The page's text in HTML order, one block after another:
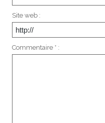
Site web :
Commentaire * :